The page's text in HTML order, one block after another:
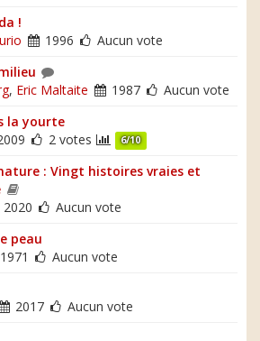
!
1996
Aucun vote
, Eric Maltaite 1987
Aucun vote
la yourte
2 votes 6/10
: Vingt histoires vraies et
2020
Aucun vote
peau
1971
Aucun vote
2017
Aucun vote